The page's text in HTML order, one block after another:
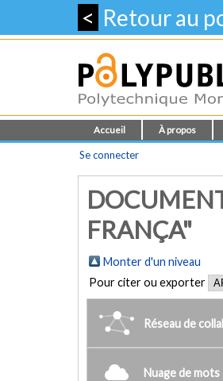
< Retour au
Accueil À propos
Se connecter
FRANÇA"
Monter d'un niveau
Pour citer ou exporter
Réseau de
Nuage de mots